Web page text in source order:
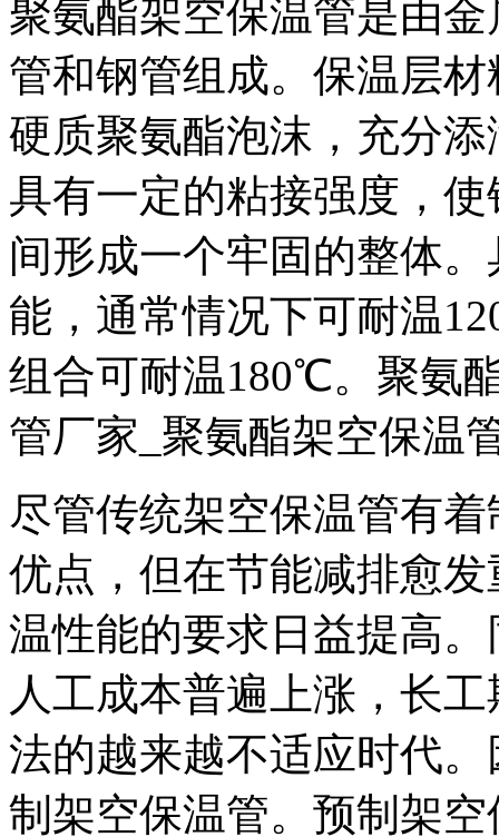
聚氨酯架空保温管是由
管和钢管组成。保温层
硬质聚氨酯泡沫，充分
具有一定的粘接强度，
间形成一个牢固的整体
能，通常情况下可耐温
组合可耐温180℃。聚氨
管厂家_聚氨酯架空保温
尽管传统架空保温管有
优点，但在节能减排愈
温性能的要求日益提高
人工成本普遍上涨，长
法的越来越不适应时代
制架空保温管。预制架